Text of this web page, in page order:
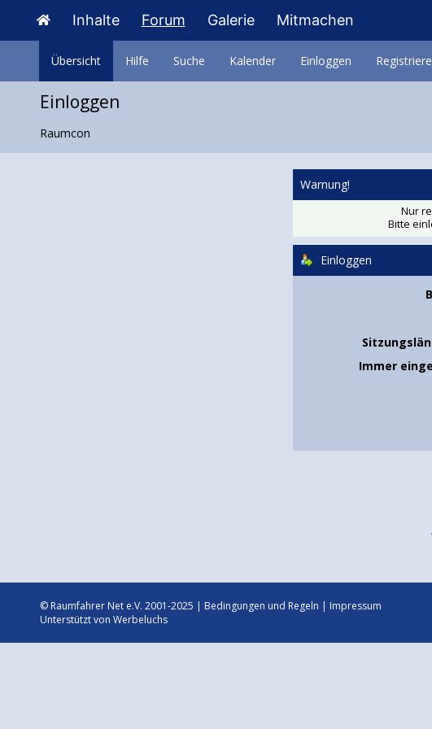
Inhalte Forum Galerie Mitmachen
Übersicht Hilfe Suche Kalender Einloggen
Einloggen
Raumcon
Warnung!
Nur
Bitte
Einloggen
Immer
© Raumfahrer Net e.V. 2001-2025 | Bedingungen und Regeln | Impressum
Unterstützt von Werbeluchs